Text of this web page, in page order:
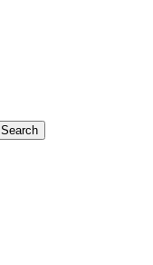
Search